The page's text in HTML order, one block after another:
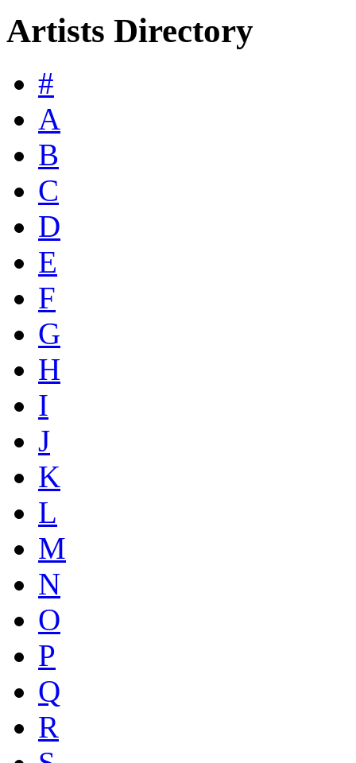
Artists Directory
#
A
B
C
D
E
F
G
H
I
J
K
L
M
N
O
P
Q
R